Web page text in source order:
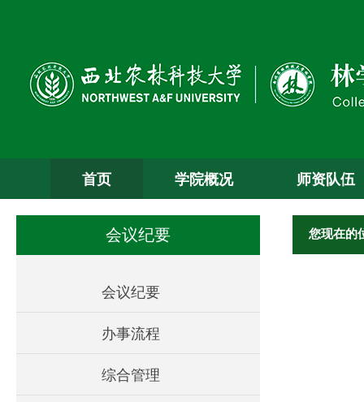
首页 学院概况 师资队伍
会议纪要
会议纪要
办事流程
综合管理
您现在的